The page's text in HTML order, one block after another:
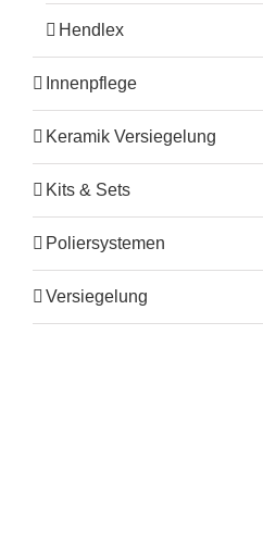
Hendlex
Innenpflege
Keramik Versiegelung
Kits & Sets
Poliersystemen
Versiegelung